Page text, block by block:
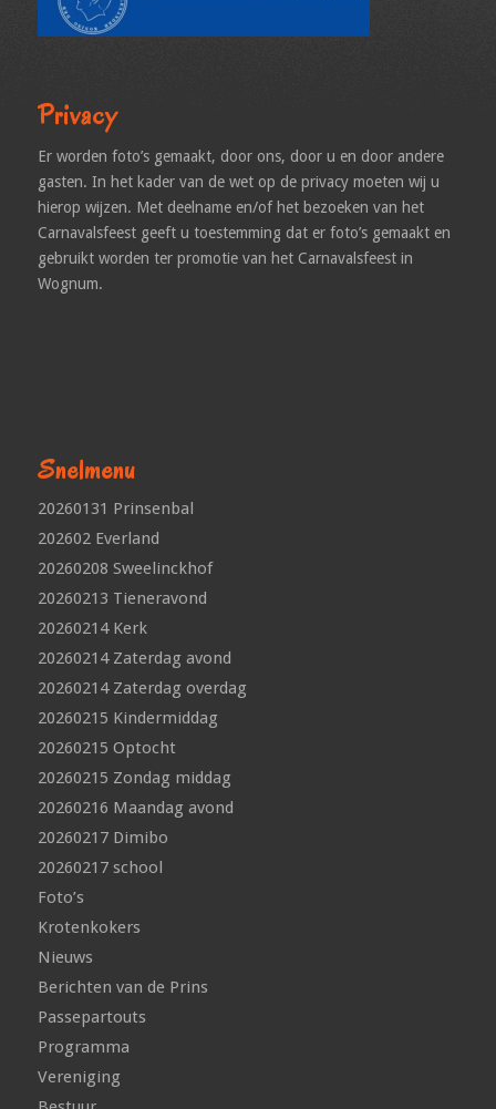
Privacy
Er worden foto’s gemaakt, door ons, door u en door andere
gasten. In het kader van de wet op de privacy moeten wij u
hierop wijzen. Met deelname en/of het bezoeken van het
Carnavalsfeest geeft u toestemming dat er foto’s gemaakt en
gebruikt worden ter promotie van het Carnavalsfeest in
Wognum.
Snelmenu
20260131 Prinsenbal
202602 Everland
20260208 Sweelinckhof
20260213 Tieneravond
20260214 Kerk
20260214 Zaterdag avond
20260214 Zaterdag overdag
20260215 Kindermiddag
20260215 Optocht
20260215 Zondag middag
20260216 Maandag avond
20260217 Dimibo
20260217 school
Foto’s
Krotenkokers
Nieuws
Berichten van de Prins
Passepartouts
Programma
Vereniging